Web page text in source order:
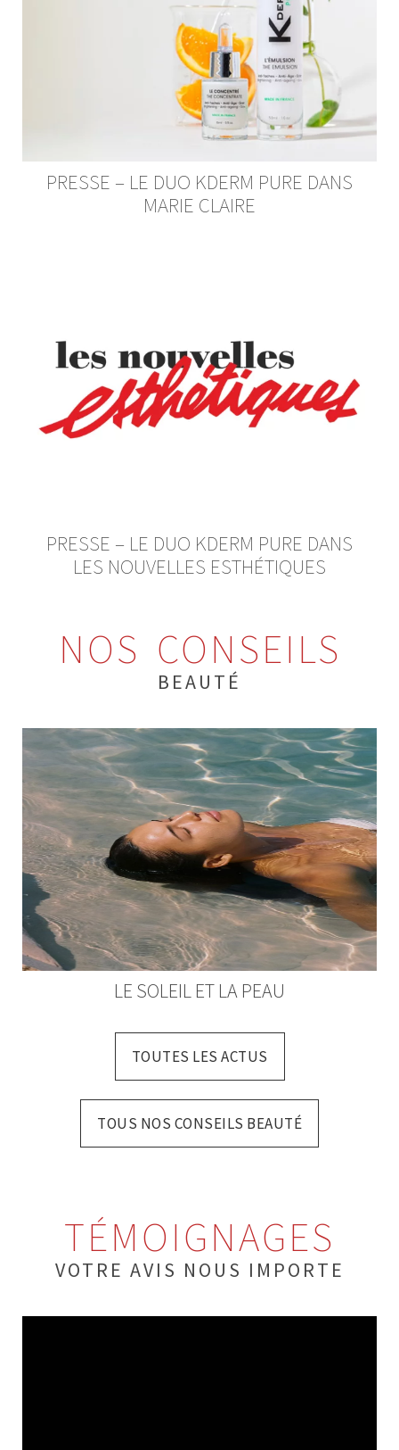
PRESSE – LE DUO KDERM PURE DANS
MARIE CLAIRE
PRESSE – LE DUO KDERM PURE DANS
LES NOUVELLES ESTHÉTIQUES
NOS CONSEILS
BEAUTÉ
LE SOLEIL ET LA PEAU
TOUTES LES ACTUS
TOUS NOS CONSEILS BEAUTÉ
TÉMOIGNAGES
VOTRE AVIS NOUS IMPORTE